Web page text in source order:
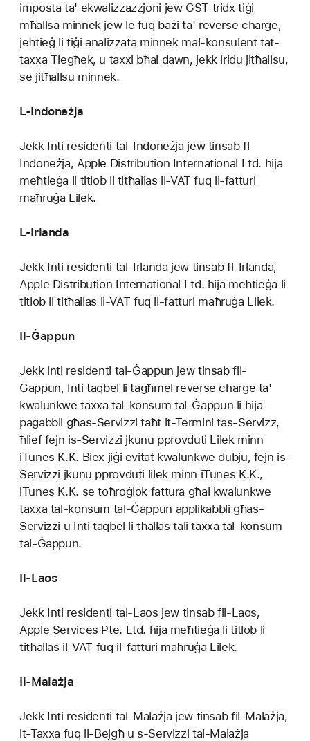
imposta ta' ekwalizzazzjoni jew GST tridx tiġi
mħallsa minnek jew le fuq bażi ta' reverse charge,
jeħtieġ li tiġi analizzata minnek mal-konsulent tat-
taxxa Tiegħek, u taxxi bħal dawn, jekk iridu jitħallsu,
se jitħallsu minnek.
L-Indoneżja
Jekk Inti residenti tal-Indoneżja jew tinsab fl-
Indoneżja, Apple Distribution International Ltd. hija
meħtieġa li titlob li titħallas il-VAT fuq il-fatturi
maħruġa Lilek.
L-Irlanda
Jekk Inti residenti tal-Irlanda jew tinsab fl-Irlanda,
Apple Distribution International Ltd. hija meħtieġa li
titlob li titħallas il-VAT fuq il-fatturi maħruġa Lilek.
Il-Ġappun
Jekk inti residenti tal-Ġappun jew tinsab fil-
Ġappun, Inti taqbel li tagħmel reverse charge ta'
kwalunkwe taxxa tal-konsum tal-Ġappun li hija
pagabbli għas-Servizzi taħt it-Termini tas-Servizz,
ħlief fejn is-Servizzi jkunu pprovduti Lilek minn
iTunes K.K. Biex jiġi evitat kwalunkwe dubju, fejn is-
Servizzi jkunu pprovduti lilek minn iTunes K.K.,
iTunes K.K. se toħroġlok fattura għal kwalunkwe
taxxa tal-konsum tal-Ġappun applikabbli għas-
Servizzi u Inti taqbel li tħallas tali taxxa tal-konsum
tal-Ġappun.
Il-Laos
Jekk Inti residenti tal-Laos jew tinsab fil-Laos,
Apple Services Pte. Ltd. hija meħtieġa li titlob li
titħallas il-VAT fuq il-fatturi maħruġa Lilek.
Il-Malażja
Jekk Inti residenti tal-Malażja jew tinsab fil-Malażja,
it-Taxxa fuq il-Bejgħ u s-Servizzi tal-Malażja